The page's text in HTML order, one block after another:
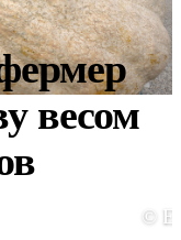
весом
©